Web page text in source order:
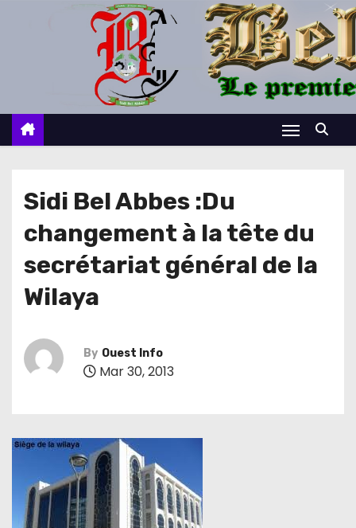
c
Sidi Bel Abbes :Du
changement à la tête du
secrétariat général de la
Wilaya
By Ouest Info
Mar 30, 2013